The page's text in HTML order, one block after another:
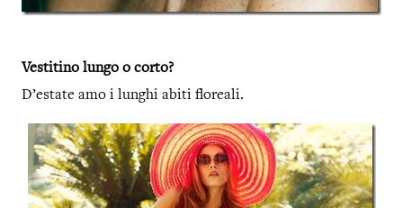
Vestitino lungo o corto?
D’estate amo i lunghi abiti floreali.